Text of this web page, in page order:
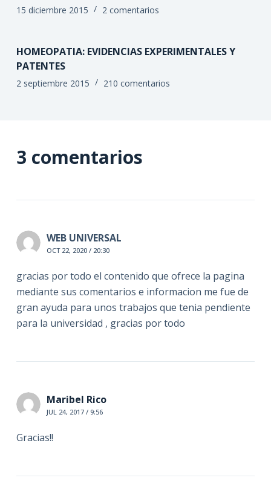
15 diciembre 2015 2 comentarios
HOMEOPATIA: EVIDENCIAS EXPERIMENTALES Y
PATENTES
2 septiembre 2015 210 comentarios
3 comentarios
WEB UNIVERSAL
OCT 22, 2020 / 20:30
gracias por todo el contenido que ofrece la pagina
mediante sus comentarios e informacion me fue de
gran ayuda para unos trabajos que tenia pendiente
para la universidad , gracias por todo
Maribel Rico
JUL 24, 2017 / 9:56
Gracias!!